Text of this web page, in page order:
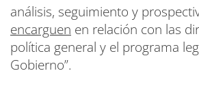
análisis, seguimiento y
encarguen en relación con las
política general y el programa
Gobierno”.